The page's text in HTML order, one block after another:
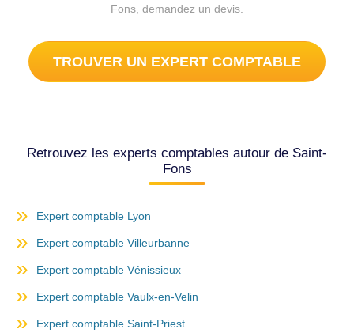
Fons, demandez un devis.
TROUVER UN EXPERT COMPTABLE
Retrouvez les experts comptables autour de Saint-
Fons
Expert comptable Lyon
Expert comptable Villeurbanne
Expert comptable Vénissieux
Expert comptable Vaulx-en-Velin
Expert comptable Saint-Priest